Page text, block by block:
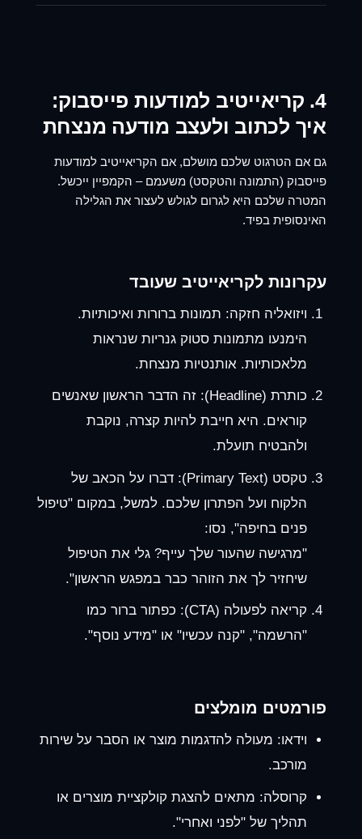
4. קריאייטיב למודעות פייסבוק:
איך לכתוב ולעצב מודעה מנצחת
גם אם הטרגוט שלכם מושלם, אם הקריאייטיב למודעות
פייסבוק (התמונה והטקסט) משעמם – הקמפיין ייכשל.
המטרה שלכם היא לגרום לגולש לעצור את הגלילה
האינסופית בפיד.
עקרונות לקריאייטיב שעובד
ויזואליה חזקה: תמונות ברורות ואיכותיות.
הימנעו מתמונות סטוק גנריות שנראות
מלאכותיות. אותנטיות מנצחת.
כותרת (Headline):
זה הדבר הראשון שאנשים
קוראים. היא חייבת להיות קצרה, נוקבת
ולהבטיח תועלת.
טקסט (Primary Text):
דברו על הכאב של
הלקוח ועל הפתרון שלכם. למשל, במקום "טיפול
פנים בחיפה", נסו:
"מרגישה שהעור שלך עייף? גלי את הטיפול
שיחזיר לך את הזוהר כבר במפגש הראשון".
קריאה לפעולה (CTA):
כפתור ברור כמו
"הרשמה", "קנה עכשיו" או "מידע נוסף".
פורמטים מומלצים
וידאו: מעולה להדגמות מוצר או הסבר על שירות
מורכב.
קרוסלה: מתאים להצגת קולקציית מוצרים או
תהליך של "לפני ואחרי".